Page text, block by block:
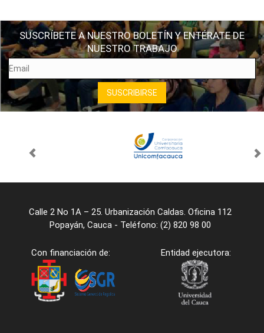
SUSCRÍBETE A NUESTRO BOLETÍN Y ENTÉRATE DE
NUESTRO TRABAJO
Calle 2 No 1A – 25. Urbanización Caldas. Oficina 112
Popayán, Cauca - Teléfono: (2) 820 98 00
Con financiación de: Entidad ejecutora: